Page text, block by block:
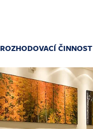
ROZHODOVACÍ ČINNOST